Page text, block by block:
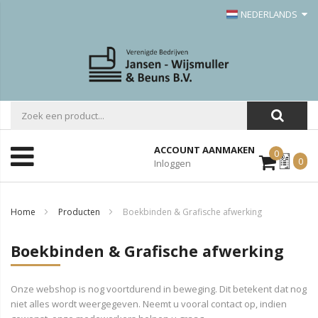
NEDERLANDS
ACCOUNT AANMAKEN
Inloggen
0Mijn
Offerte
0
Home Producten Boekbinden & Grafische afwerking
Boekbinden & Grafische afwerking
Onze webshop is nog voortdurend in beweging. Dit betekent dat nog
niet alles wordt weergegeven. Neemt u vooral contact op, indien